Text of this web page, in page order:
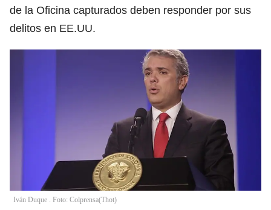
de la Oficina capturados deben responder por sus
delitos en EE.UU.
Iván Duque . Foto: Colprensa(Thot)